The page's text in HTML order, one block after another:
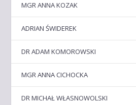
MGR ANNA KOZAK
ADRIAN ŚWIDEREK
DR ADAM KOMOROWSKI
MGR ANNA CICHOCKA
DR MICHAŁ WŁASNOWOLSKI